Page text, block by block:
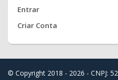
Entrar
Criar Conta
© Copyright 2018 - 2026 - CNPJ: